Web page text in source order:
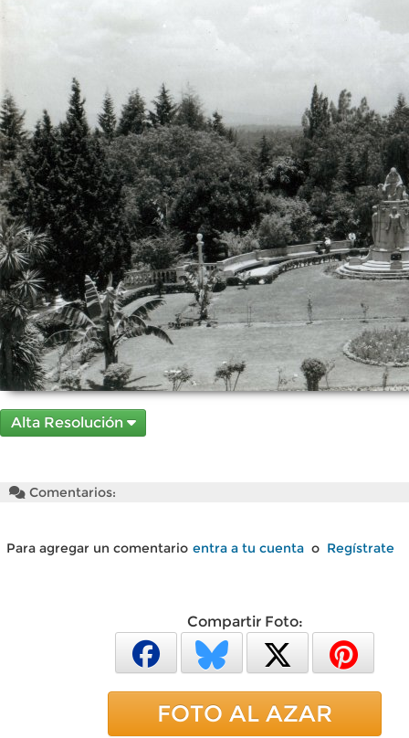
Alta Resolución
Comentarios:
Para agregar un comentario entra a tu cuenta o Regístrate
Compartir Foto:
FOTO AL AZAR